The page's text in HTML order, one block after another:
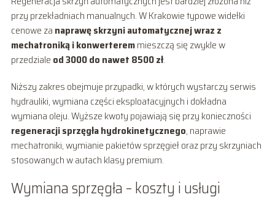
przy przekładniach manualnych. W Krakowie typowe widełki
cenowe za naprawę skrzyni automatycznej wraz z
mechatroniką i konwerteremmieszczą się zwykle w
przedziale od 3000 do nawet 8500 zł.
Niższy zakres obejmuje przypadki, w których wystarczy serwis
hydrauliki, wymiana części eksploatacyjnych i dokładna
wymiana oleju. Wyższe kwoty pojawiają się przy konieczności
regeneracji sprzęgła hydrokinetycznego, naprawie
mechatroniki, wymianie pakietów sprzęgieł oraz przy skrzyniach
stosowanych w autach klasy premium.
Wymiana sprzęgła – koszty i usługi